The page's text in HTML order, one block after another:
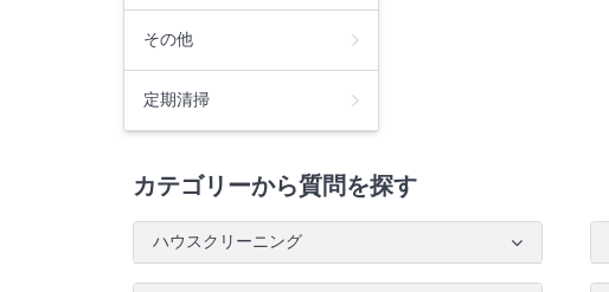
その他
定期清掃
カテゴリーから質問を探す
ハウスクリーニング